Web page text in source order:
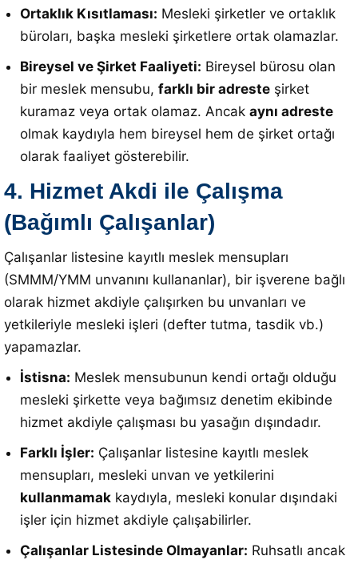
Ortaklık Kısıtlaması: Mesleki şirketler ve ortaklık
büroları, başka mesleki şirketlere ortak olamazlar.
Bireysel ve Şirket Faaliyeti: Bireysel bürosu olan
bir meslek mensubu, farklı bir adreste şirket
kuramaz veya ortak olamaz. Ancak aynı adreste
olmak kaydıyla hem bireysel hem de şirket ortağı
olarak faaliyet gösterebilir.
4. Hizmet Akdi ile Çalışma
(Bağımlı Çalışanlar)
Çalışanlar listesine kayıtlı meslek mensupları
(SMMM/YMM unvanını kullananlar), bir işverene bağlı
olarak hizmet akdiyle çalışırken bu unvanları ve
yetkileriyle mesleki işleri (defter tutma, tasdik vb.)
yapamazlar.
İstisna: Meslek mensubunun kendi ortağı olduğu
mesleki şirkette veya bağımsız denetim ekibinde
hizmet akdiyle çalışması bu yasağın dışındadır.
Farklı İşler: Çalışanlar listesine kayıtlı meslek
mensupları, mesleki unvan ve yetkilerini
kullanmamak kaydıyla, mesleki konular dışındaki
işler için hizmet akdiyle çalışabilirler.
Çalışanlar Listesinde Olmayanlar: Ruhsatlı ancak